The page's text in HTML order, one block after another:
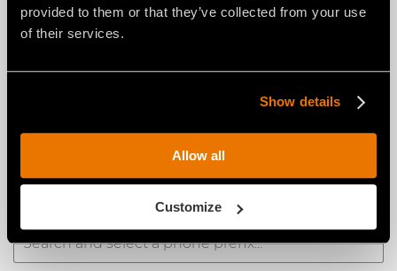
provided to them or that they’ve collected from your use
of their services.
Show details
Allow all
Customize
EMAIL *
PREFIJO TELEFÓNICO *